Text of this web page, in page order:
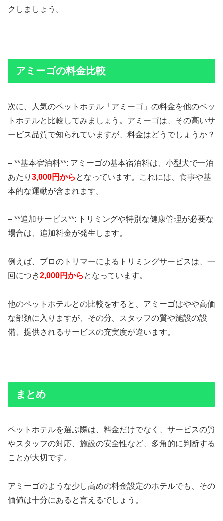
クしましょう。
アミーゴの料金比較
次に、人気のペットホテル「アミーゴ」の料金を他のペッ
トホテルと比較してみましょう。アミーゴは、その高いサ
ービス品質で知られていますが、料金はどうでしょうか？
– **基本宿泊料**: アミーゴの基本宿泊料は、小型犬で一泊
あたり 3,000円から となっています。これには、食事や基
本的な運動が含まれます。
– **追加サービス**: トリミングや特別な健康管理が必要な
場合は、追加料金が発生します。
例えば、プロのトリマーによるトリミングサービスは、一
回につき2,000円から となっています。
他のペットホテルとの比較をすると、アミーゴはやや高価
な部類に入りますが、その分、スタッフの質や施設の設
備、提供されるサービスの充実度が違います。
まとめ
ペットホテルを選ぶ際は、料金だけでなく、サービスの質
やスタッフの対応、施設の安全性など、多角的に判断する
ことが大切です。
アミーゴのような少し高めの料金設定のホテルでも、その
価値は十分にあると言えるでしょう。